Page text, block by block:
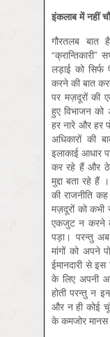
इंकलाब में नहीं
गौरतलब बात
लड़ाई को
करने की बात
पर मज़दूरों की
हुए विभाजन
हर नारे और हर
अधिकारों की
इलाकाई आधार
कर रहे हैं और
मुद्दा बता रहे
की राजनीति
मज़दूरों को
एकजुट न करने के
पड़ा। परन्तु
मांगों को अपने
ईमानदारी से
के लिए अपनी
होती परन्तु न
और न ही कोई
के कमजोर मानस